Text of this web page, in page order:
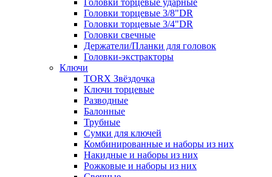
Головки торцевые ударные
Головки торцевые 3/8"DR
Головки торцевые 3/4"DR
Головки свечные
Держатели/Планки для головок
Головки-экстракторы
Ключи
TORX Звёздочка
Ключи торцевые
Разводные
Балонные
Трубные
Сумки для ключей
Комбинированные и наборы из них
Накидные и наборы из них
Рожковые и наборы из них